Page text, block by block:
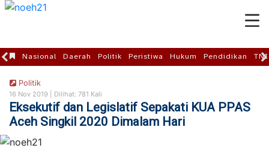
Nasional Daerah Politik Peristiwa Hukum Pendidikan
Politik
16 Nov 2019 | Dilihat: 781 Kali
Eksekutif dan Legislatif Sepakati KUA PPAS
Aceh Singkil 2020 Dimalam Hari